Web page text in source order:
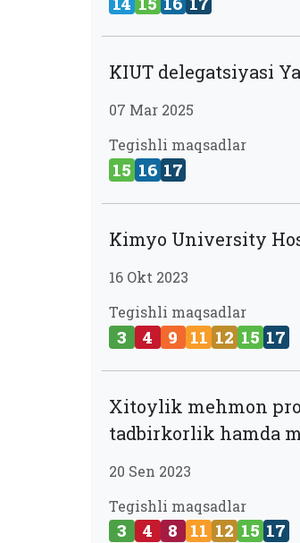
KIUT delegatsiyasi
07 Mar 2025
Tegishli maqsadlar
15 16 17
Kimyo University
16 Okt 2023
Tegishli maqsadlar
3 4 9 11 12 15 17
Xitoylik mehmon
tadbirkorlik hamda
20 Sen 2023
Tegishli maqsadlar
3 4 8 11 12 15 17